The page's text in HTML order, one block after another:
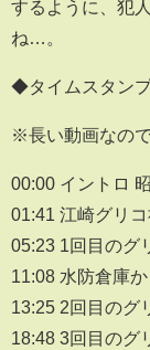
するように、犯
ね…。
◆タイムスタン
※長い動画なの
00:00 イントロ
01:41 江崎グリ
05:23 1回目のグ
11:08 水防倉庫
13:25 2回目のグ
18:48 3回目のグ